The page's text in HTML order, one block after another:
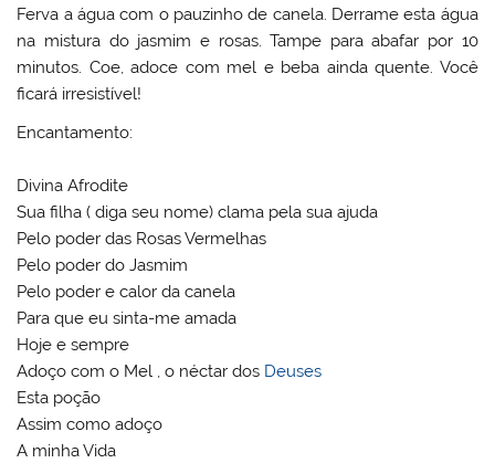
Ferva a água com o pauzinho de canela. Derrame esta água
na mistura do jasmim e rosas. Tampe para abafar por 10
minutos. Coe, adoce com mel e beba ainda quente. Você
ficará irresistível!
Encantamento:
Divina Afrodite
Sua filha ( diga seu nome) clama pela sua ajuda
Pelo poder das Rosas Vermelhas
Pelo poder do Jasmim
Pelo poder e calor da canela
Para que eu sinta-me amada
Hoje e sempre
Adoço com o Mel , o néctar dos Deuses
Esta poção
Assim como adoço
A minha Vida